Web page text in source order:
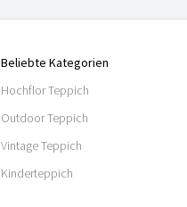
Beliebte Kategorien
Hochflor Teppich
Outdoor Teppich
Vintage Teppich
Kinderteppich